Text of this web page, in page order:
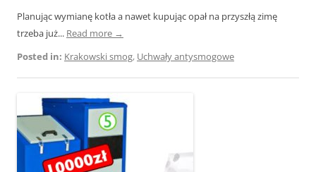
Planując wymianę kotła a nawet kupując opał na przyszłą zimę
trzeba już... Read more →
Posted in: Krakowski smog, Uchwały antysmogowe